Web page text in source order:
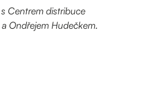
Centrem distribuce
Ondřejem Hudečkem.